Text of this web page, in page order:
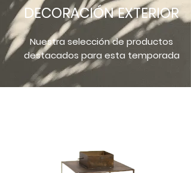
DECORACIÓN EXTERIOR
Nuestra selección de productos
destacados para esta temporada